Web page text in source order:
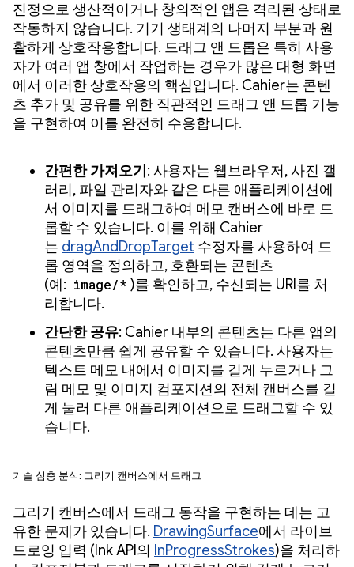
진정으로 생산적이거나 창의적인 앱은 격리된 상태로
작동하지 않습니다. 기기 생태계의 나머지 부분과 원
활하게 상호작용합니다. 드래그 앤 드롭은 특히 사용
자가 여러 앱 창에서 작업하는 경우가 많은 대형 화면
에서 이러한 상호작용의 핵심입니다. Cahier는 콘텐
츠 추가 및 공유를 위한 직관적인 드래그 앤 드롭 기능
을 구현하여 이를 완전히 수용합니다.
간편한 가져오기 : 사용자는 웹브라우저, 사진 갤
러리, 파일 관리자와 같은 다른 애플리케이션에
서 이미지를 드래그하여 메모 캔버스에 바로 드
롭할 수 있습니다. 이를 위해 Cahier
는 dragAndDropTarget 수정자를 사용하여 드
롭 영역을 정의하고, 호환되는 콘텐츠
(예: image/* )를 확인하고, 수신되는 URI를 처
리합니다.
간단한 공유: Cahier 내부의 콘텐츠는 다른 앱의
콘텐츠만큼 쉽게 공유할 수 있습니다. 사용자는
텍스트 메모 내에서 이미지를 길게 누르거나 그
림 메모 및 이미지 컴포지션의 전체 캔버스를 길
게 눌러 다른 애플리케이션으로 드래그할 수 있
습니다.
기술 심층 분석: 그리기 캔버스에서 드래그
그리기 캔버스에서 드래그 동작을 구현하는 데는 고
유한 문제가 있습니다. DrawingSurface에서 라이브
드로잉 입력 (Ink API의 InProgressStrokes)을 처리하